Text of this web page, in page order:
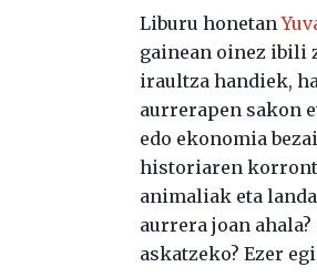
Liburu honetan
gainean oinez ibili
iraultza handiek,
aurrerapen sakon
edo ekonomia
historiaren
animaliak eta
aurrera joan
askatzeko? Ezer